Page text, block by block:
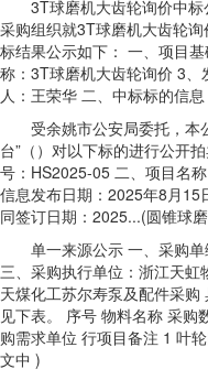
3T球磨机大齿轮询价中标
采购组织就3T球磨机大齿轮
标结果公示如下： 一、项目
称：3T球磨机大齿轮询价 3
人：王荣华 二、中标标的信
受余姚市公安局委托，本
台”（）对以下标的进行公开
号：HS2025-05 二、项目名
信息发布日期：2025年8月15
同签订日期：2025...(圆锥球
单一来源公示 一、采购单
三、采购执行单位：浙江天
天煤化工苏尔寿泵及配件采
见下表。 序号 物料名称 采购
购需求单位 行项目备注 1 叶
文中 )